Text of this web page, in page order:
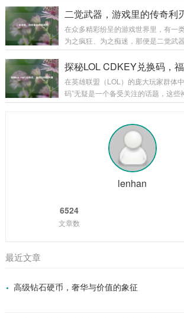
一座小山丘，那金黄酥...
珠,为玩家们的游戏体验增添了别样的
仅是一种装饰，更是实力与身份的象
到高级的珍稀饰品，每一件都承载着
家初入游戏，那些基础的饰品或许只
村蹒跚学步,逐渐熟悉这个陌生而又充
二觉武器，游戏里的传奇利
在众多精彩纷呈的游戏世界里，有一
为之疯狂、为之痴迷，那便是二觉武
的装备，更是玩家们在游戏征程中的
体现。 二觉武器往往伴随着角色的二
经千辛万苦，将角色培养到一定阶段
刻，二觉武器就如同神秘宝藏一般，
它的锋芒，它的出现，标志着角色进
疑是游戏美术设计的精华所在，每一把
探秘LOL CDKEY兑换码，
在英雄联盟（LOL）的庞大玩家群体
码”无疑是一个备受关注的话题，这
游戏宝藏世界的钥匙，吸引着无数玩
联盟官方指定的兑换页面输入这些代
的奖励，这些奖励可谓丰富多彩，从
英雄角色，到各种游戏道具和加成，
言，一个有效的CDKEY兑换码就像是
在游戏中获得更多的乐趣和优势...
lenhan
6524
文章数
最近文章
高级钻石硬币，奢华与价值的象征